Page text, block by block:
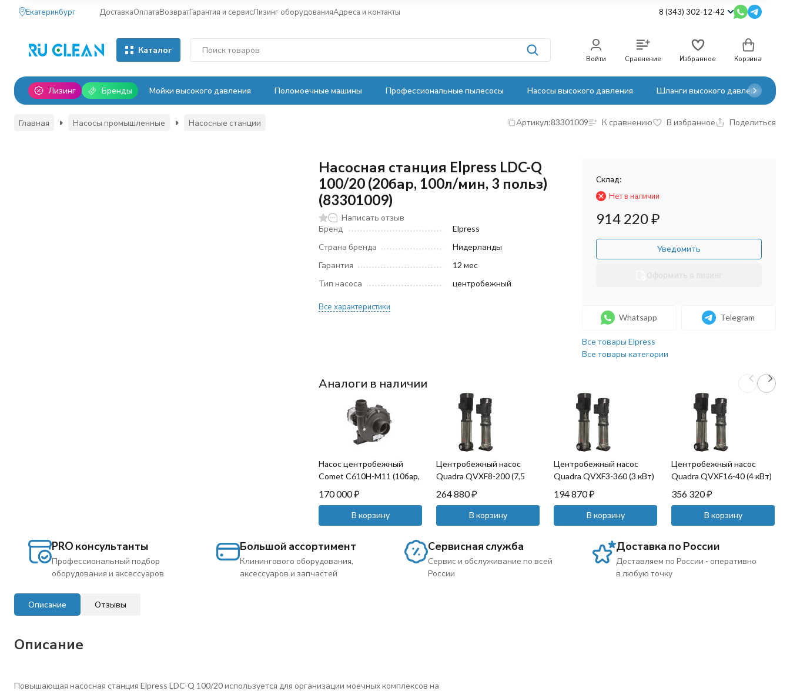
Екатеринбург ДоставкаОплатаВозвратГарантия и сервисЛизинг оборудованияАдреса и контакты 8 (343) 302-12-42
Каталог
Войти Сравнение Избранное Корзина
Лизинг Бренды Мойки высокого давления Поломоечные машины Профессиональные пылесосы Насосы высокого давления Шланги высокого давления
Главная Насосы промышленные Насосные станции Артикул:83301009 К сравнению В избранное Поделиться
Насосная станция Elpress LDC-Q
100/20 (20бар, 100л/мин, 3 польз)
(83301009)
Написать отзыв
Бренд
Elpress
Страна бренда
Нидерланды
Гарантия
12 мес
Тип насоса
центробежный
Все характеристики
Склад:
Нет в наличии
914 220₽
Уведомить
Whatsapp Telegram
Все товары Elpress
Все товары категории
Аналоги в наличии
Насос центробежный
Comet C610H-M11 (10бар,
655 л/мин, с
гидромотором)
170 000₽
В корзину
Центробежный насос
Quadra QVXF8-200 (7,5
264 880₽
В корзину
Центробежный насос
Quadra QVXF3-360 (3 кВт)
194 870₽
В корзину
Центробежный насос
Quadra QVXF16-40 (4 кВт)
356 320₽
В корзину
PRO консультанты
Профессиональный подбор
оборудования и аксессуаров
Большой ассортимент
Клинингового оборудования,
аксессуаров и запчастей
Сервисная служба
Сервис и обслуживание по всей
России
Доставка по России
Доставляем по России - оперативно
в любую точку
Описание Отзывы
Описание
Повышающая насосная станция Elpress LDC-Q 100/20 используется для организации моечных комплексов на